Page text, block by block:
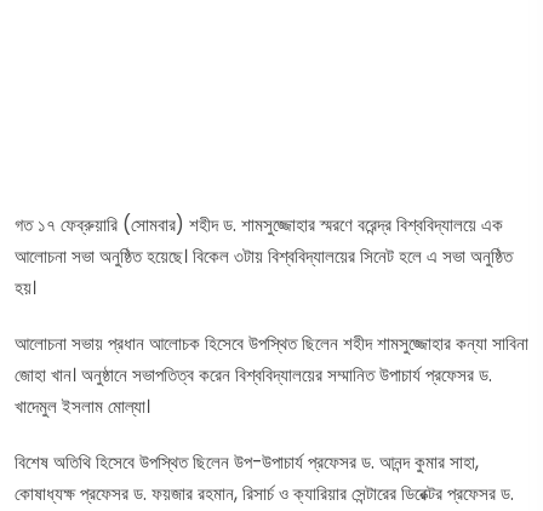
গত ১৭ ফেব্রুয়ারি (সোমবার) শহীদ ড. শামসুজ্জোহার স্মরণে বরেন্দ্র বিশ্ববিদ্যালয়ে এক
আলোচনা সভা অনুষ্ঠিত হয়েছে। বিকেল ৩টায় বিশ্ববিদ্যালয়ের সিনেট হলে এ সভা অনুষ্ঠিত
হয়।
আলোচনা সভায় প্রধান আলোচক হিসেবে উপস্থিত ছিলেন শহীদ শামসুজ্জোহার কন্যা সাবিনা
জোহা খান। অনুষ্ঠানে সভাপতিত্ব করেন বিশ্ববিদ্যালয়ের সম্মানিত উপাচার্য প্রফেসর ড.
খাদেমুল ইসলাম মোল্যা।
বিশেষ অতিথি হিসেবে উপস্থিত ছিলেন উপ-উপাচার্য প্রফেসর ড. আনন্দ কুমার সাহা,
কোষাধ্যক্ষ প্রফেসর ড. ফয়জার রহমান, রিসার্চ ও ক্যারিয়ার সেন্টারের ডিরেক্টর প্রফেসর ড.